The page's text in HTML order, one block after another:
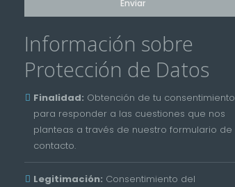
Información sobre
Protección de Datos
Finalidad: Obtención de tu consentimiento
para responder a las cuestiones que nos
planteas a través de nuestro formulario de
contacto.
Legitimación: Consentimiento del